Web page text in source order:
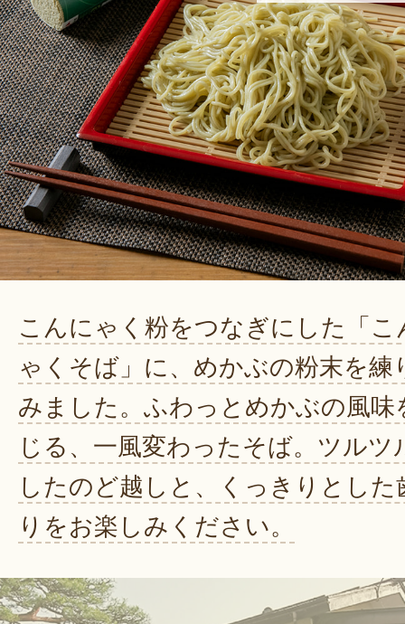
こんにゃく粉をつなぎにした「こ
ゃくそば」に、めかぶの粉末を練
みました。ふわっとめかぶの風味
じる、一風変わったそば。ツルツ
したのど越しと、くっきりとした
りをお楽しみください。